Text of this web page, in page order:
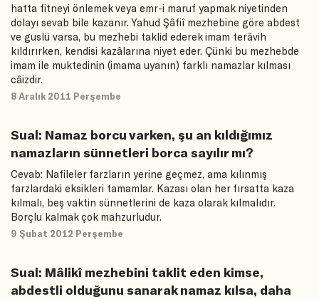
hatta fitneyi önlemek veya emr-i maruf yapmak niyetinden
dolayı sevab bile kazanır. Yahud Şâfiî mezhebine göre abdest
ve guslü varsa, bu mezhebi taklid ederek imam terâvih
kıldırırken, kendisi kazâlarına niyet eder. Çünki bu mezhebde
imam ile muktedinin (imama uyanın) farklı namazlar kılması
câizdir.
8 Aralık 2011 Perşembe
Sual: Namaz borcu varken, şu an kıldığımız
namazların sünnetleri borca sayılır mı?
Cevab: Nafileler farzların yerine geçmez, ama kılınmış
farzlardaki eksikleri tamamlar. Kazası olan her fırsatta kaza
kılmalı, beş vaktin sünnetlerini de kaza olarak kılmalıdır.
Borçlu kalmak çok mahzurludur.
9 Şubat 2012 Perşembe
Sual: Mâlikî mezhebini taklit eden kimse,
abdestli olduğunu sanarak namaz kılsa, daha